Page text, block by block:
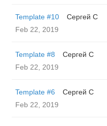
Template #10
Сергей С
Feb 22, 2019
Template #8
Сергей С
Feb 22, 2019
Template #6
Сергей С
Feb 22, 2019